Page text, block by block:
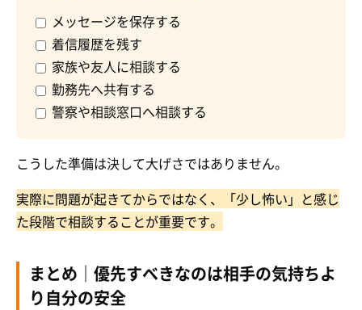
メッセージを保存する
着信履歴を残す
家族や友人に相談する
勤務先へ共有する
警察や相談窓口へ相談する
こうした準備は決して大げさではありません。
実際に問題が起きてからではなく、「少し怖い」と感じ
た段階で相談することが重要です。
まとめ｜優先すべきなのは相手の気持ちよ
り自分の安全